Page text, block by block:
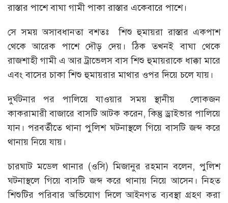
রাস্তার পাশে বাঘা গামী পাকা রাস্তার একেবারে পাশে।
সে সময় অসাবধানতা বশতঃ শিশু হুমায়রা রাস্তার একপাশ
থেকে আরেক পাশে দৌড় দেয়। ঠিক তখনই বাঘা থেকে
রাজশাহী গামী এ আর ট্রাভেলস বাস শিশু হুমায়রাকে ধাক্কা মারে
এবং বাসের চাকা শিশু হুমায়রার মাথার ওপর দিয়ে চলে যায়।
দুর্ঘটনার পর পালিয়ে যাওয়ার সময় স্থানীয় লোকজন
কাকরামারী বাজারে বাসটি আটক করেন, কিন্তু ড্রাইভার পালিয়ে
যান। পরবর্তীতে থানা পুলিশ ঘটনাস্থলে গিয়ে বাসটি জব্দ করে
থানায় নিয়ে যায়।
চারঘাট মডেল থানার (ওসি) মিজানুর রহমান বলেন, পুলিশ
ঘটনাস্থলে গিয়ে বাসটি জব্দ করে থানায় নিয়ে আসেন। নিহত
শিশুটির পরিবার অভিযোগ দিলে আইনগত ব্যবস্থা গ্রহণ করা